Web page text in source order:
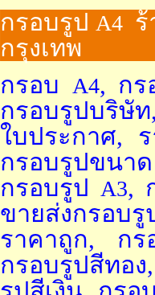
กรอบรูป A4 ร้
กรุงเทพ
กรอบ
A4, ก
กรอบรูปบริษั
ใบประกาศ,
กรอบรูปขนา
กรอบรูป
A3,
ขายส่งกรอบรู
ราคาถูก, กร
กรอบรูปสีทอ